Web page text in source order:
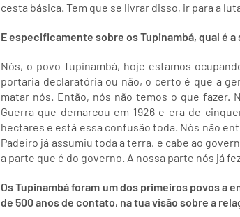
cesta básica. Tem que se livrar disso, ir para a
E especificamente sobre os Tupinambá, qual é
Nós, o povo Tupinambá, hoje estamos
portaria declaratória ou não, o certo é que a
matar nós. Então, nós não temos o que
Guerra que demarcou em 1926 e era de
hectares e está essa confusão toda. Nós não
Padeiro já assumiu toda a terra, e cabe ao
a parte que é do governo. A nossa parte nós já
Os Tupinambá foram um dos primeiros povos a
de 500 anos de contato, na tua visão sobre a